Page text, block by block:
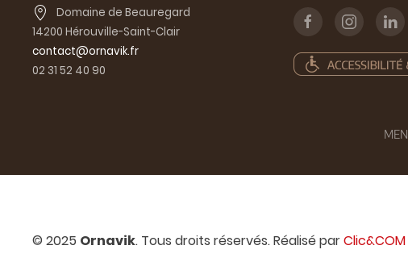
Domaine de Beauregard
14200 Hérouville-Saint-Clair
contact@ornavik.fr
02 31 52 40 90
© 2025 Ornavik. Tous droits réservés. Réalisé parClic&COM